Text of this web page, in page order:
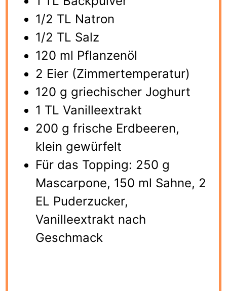
1/2 TL Natron
1/2 TL Salz
120 ml Pflanzenöl
2 Eier (Zimmertemperatur)
120 g griechischer Joghurt
1 TL Vanilleextrakt
200 g frische Erdbeeren,
klein gewürfelt
Für das Topping: 250 g
Mascarpone, 150 ml Sahne, 2
EL Puderzucker,
Vanilleextrakt nach
Geschmack